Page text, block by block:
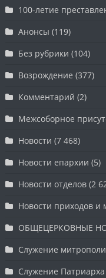
100-летие
Анонсы (119)
Без рубрики (104)
Возрождение (377)
Комментарий (2)
Межсоборное
Новости (7 468)
Новости епархии (5)
Новости отделов (2
Новости приходов и
ОБЩЕЦЕРКОВНЫЕ
Служение
Служение Патриарха